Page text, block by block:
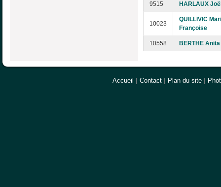
9515 HARLAUX
10023
QUILLIVIC
Françoise
10558 BERTHE Anita
Accueil Contact Plan du site